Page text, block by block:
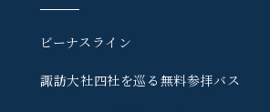
ビーナスライン
諏訪大社四社を巡る 無料参拝バス